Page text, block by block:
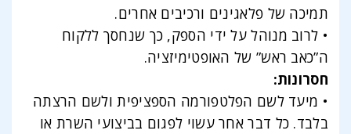
תמיכה של פלאגינים ורכיבים אחרים.
• לרוב מנוהל על ידי הספק, כך שנחסך ללקוח
ה”כאב ראש” של האופטימיזציה.
חסרונות:
• מיעד לשם הפלטפורמה הספציפית ולשם הרצתה
בלבד. כל דבר אחר עשוי לפגום בביצועי השרת או